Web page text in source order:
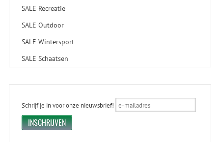
SALE Recreatie
SALE Outdoor
SALE Wintersport
SALE Schaatsen
Schrijf je in voor onze nieuwsbrief!